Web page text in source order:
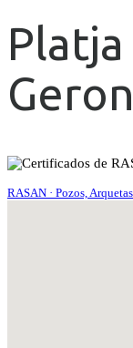
Platja
RASAN · Pozos,